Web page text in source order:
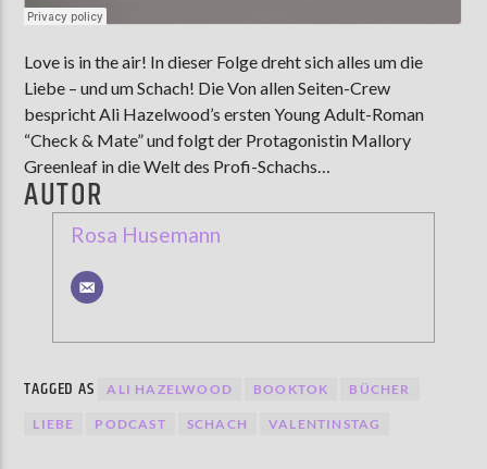
Love is in the air! In dieser Folge dreht sich alles um die
Liebe – und um Schach! Die Von allen Seiten-Crew
bespricht Ali Hazelwood’s ersten Young Adult-Roman
“Check & Mate” und folgt der Protagonistin Mallory
Greenleaf in die Welt des Profi-Schachs…
AUTOR
Rosa Husemann
TAGGED AS ALI HAZELWOOD BOOKTOK BÜCHER
LIEBE PODCAST SCHACH VALENTINSTAG